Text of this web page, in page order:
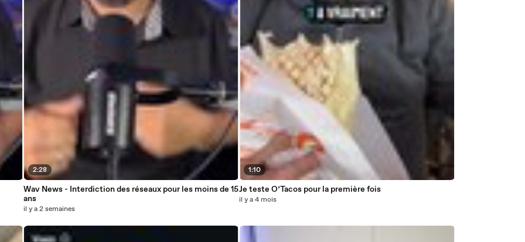
2:28
Wav News - Interdiction des réseaux pour les moins de 15
ans
il y a 2 semaines
1:10
Je teste O’Tacos pour la première fois
il y a 4 mois